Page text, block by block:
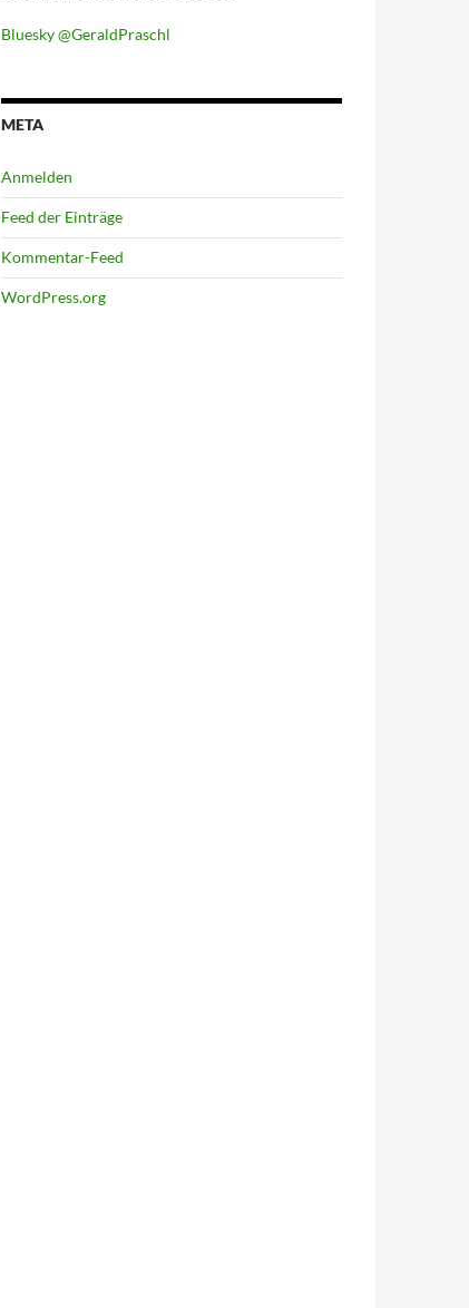
Bluesky @GeraldPraschl
META
Anmelden
Feed der Einträge
Kommentar-Feed
WordPress.org